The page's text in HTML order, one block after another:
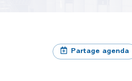
Partage agenda